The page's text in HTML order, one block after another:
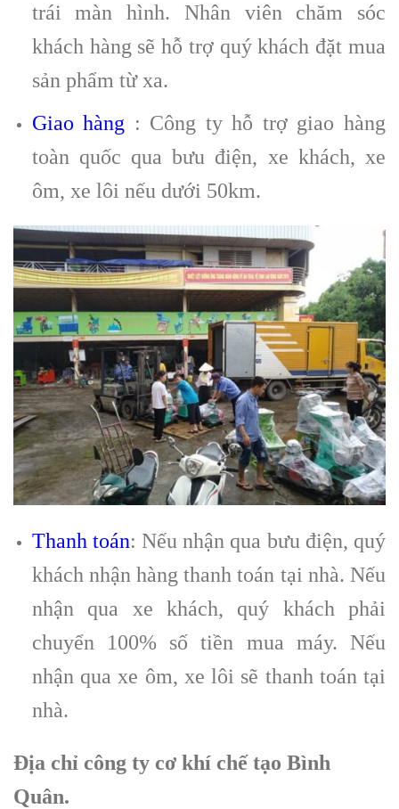
trái màn hình. Nhân viên chăm sóc
khách hàng sẽ hỗ trợ quý khách đặt mua
sản phẩm từ xa.
Giao hàng : Công ty hỗ trợ giao hàng
toàn quốc qua bưu điện, xe khách, xe
ôm, xe lôi nếu dưới 50km.
Thanh toán: Nếu nhận qua bưu điện, quý
khách nhận hàng thanh toán tại nhà. Nếu
nhận qua xe khách, quý khách phải
chuyển 100% số tiền mua máy. Nếu
nhận qua xe ôm, xe lôi sẽ thanh toán tại
nhà.
Địa chỉ công ty cơ khí chế tạo Bình
Quân.